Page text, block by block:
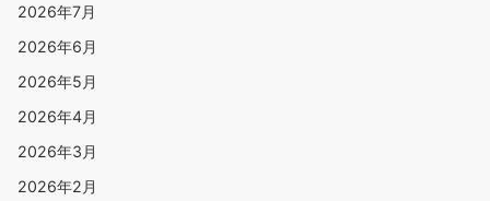
2026年7月
2026年6月
2026年5月
2026年4月
2026年3月
2026年2月